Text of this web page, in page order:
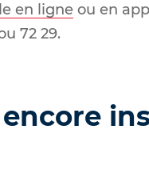
en ligne ou en
72 29.
encore